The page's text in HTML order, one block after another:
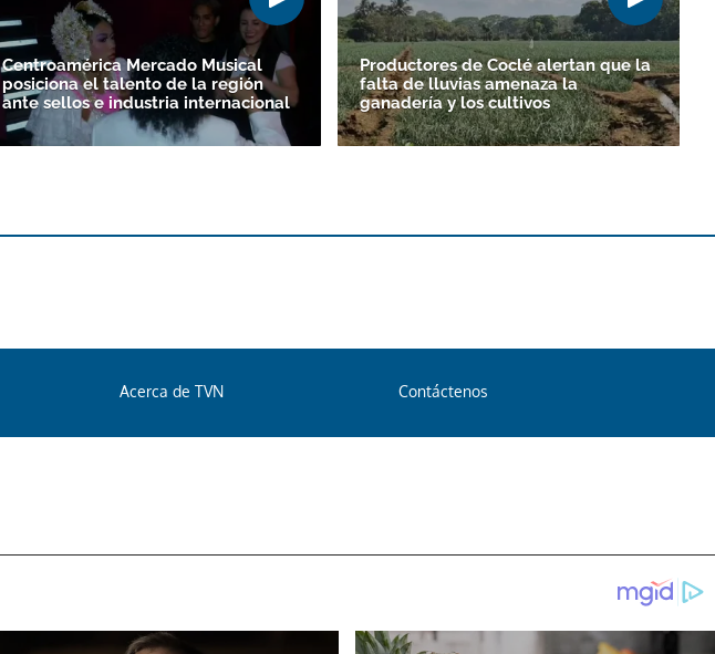
Centroamérica Mercado Musical
posiciona el talento de la región
ante sellos e industria internacional
Productores de Coclé alertan que la
falta de lluvias amenaza la
ganadería y los cultivos
Acerca de TVN Contáctenos